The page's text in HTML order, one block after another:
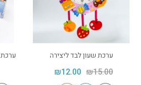
ערכת שעון לבד ליצירה
₪15.00
₪12.00
ערכת 5 מנורות לילה במבצע